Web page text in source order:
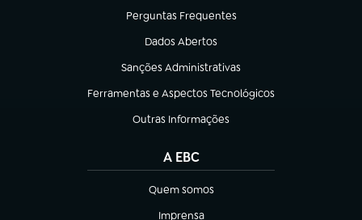
Perguntas Frequentes
(abre em nova aba)
Dados Abertos
(abre em nova aba)
Sanções Administrativas
(abre em nova aba)
Ferramentas e Aspectos Tecnológicos
(abre em nova aba)
Outras Informações
(abre em nova aba)
A EBC
Quem somos
(abre em nova aba)
Imprensa